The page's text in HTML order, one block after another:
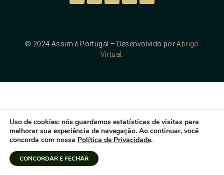
© 2024 Assim é Portugal – Desenvolvido porAbrigo
Virtual
Uso de cookies: nós guardamos estatísticas de visitas para
melhorar sua experiência de navegação. Ao continuar, você
concorda com nossa Política de Privacidade.
CONCORDAR E FECHAR